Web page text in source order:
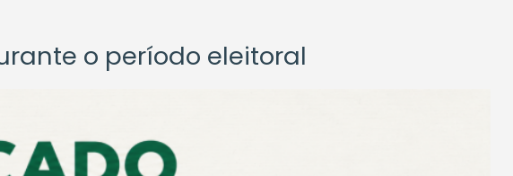
o período eleitoral